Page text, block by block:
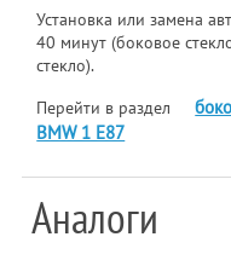
Установка или замена
40 минут (боковое
стекло).
Перейти в раздел
BMW 1 E87
Аналоги